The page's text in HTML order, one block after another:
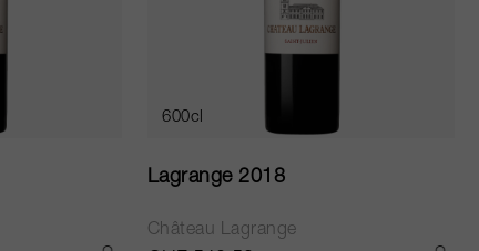
600cl
Lagrange 2018
Château Lagrange